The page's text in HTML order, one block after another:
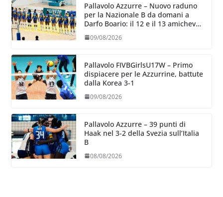
Pallavolo Azzurre – Nuovo raduno
per la Nazionale B da domani a
Darfo Boario: il 12 e il 13 amichevoli
con la Romania
09/08/2026
Pallavolo FIVBGirlsU17W – Primo
dispiacere per le Azzurrine, battute
dalla Korea 3-1
09/08/2026
Pallavolo Azzurre – 39 punti di
Haak nel 3-2 della Svezia sull’Italia
B
08/08/2026